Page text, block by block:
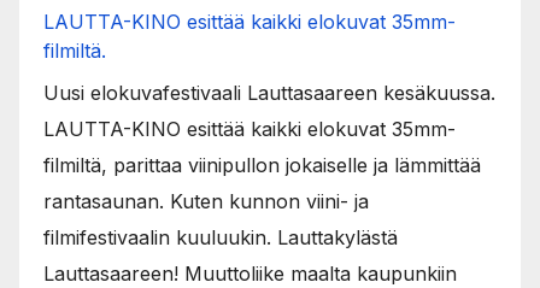
LAUTTA-KINO esittää kaikki elokuvat 35mm-
filmiltä.
Uusi elokuvafestivaali Lauttasaareen kesäkuussa.
LAUTTA-KINO esittää kaikki elokuvat 35mm-
filmiltä, parittaa viinipullon jokaiselle ja lämmittää
rantasaunan. Kuten kunnon viini- ja
filmifestivaalin kuuluukin. Lauttakylästä
Lauttasaareen! Muuttoliike maalta kaupunkiin